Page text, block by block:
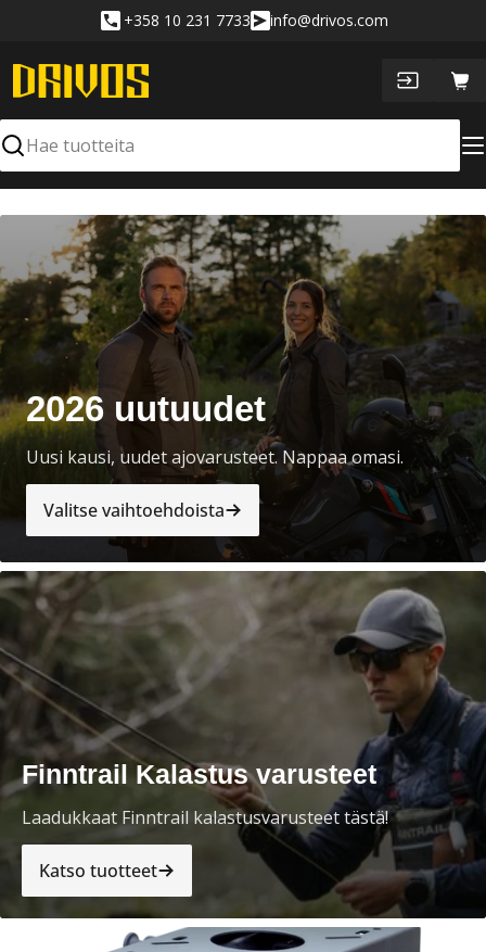
+358 10 231 7733 info@drivos.com
Hae
2026 uutuudet
Uusi kausi, uudet ajovarusteet. Nappaa omasi.
Valitse vaihtoehdoista
Finntrail Kalastus varusteet
Laadukkaat Finntrail kalastusvarusteet tästä!
Katso tuotteet